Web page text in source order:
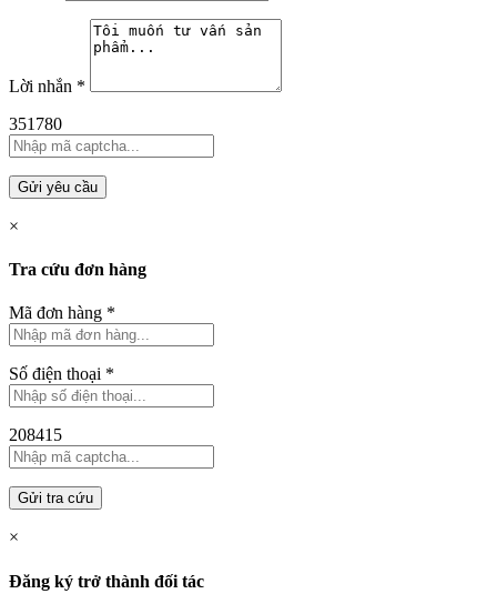
Lời nhắn *
351780
Gửi yêu cầu
×
Tra cứu đơn hàng
Mã đơn hàng *
Số điện thoại *
208415
Gửi tra cứu
×
Đăng ký trở thành đối tác